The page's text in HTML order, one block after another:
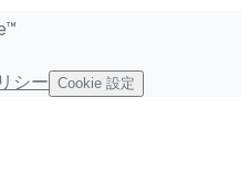
シー Cookie 設定